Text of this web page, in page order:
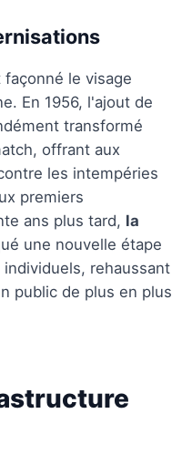
le visage
En 1956, l'ajout de
transformé
offrant aux
les intempéries
premiers
ans plus tard, la
une nouvelle étape
rehaussant
public de plus en plus